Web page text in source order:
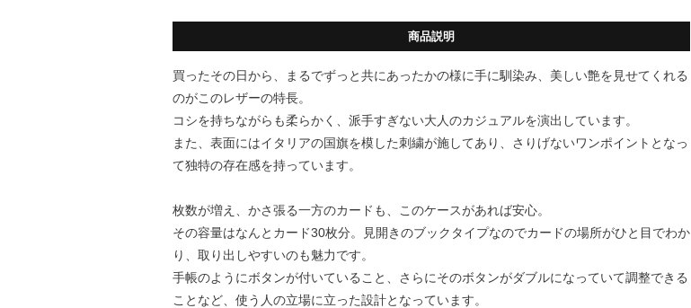
商品説明
買ったその日から、まるでずっと共にあったかの様に手に馴染み、美しい艶を見せてくれる
のがこのレザーの特長。
コシを持ちながらも柔らかく、派手すぎない大人のカジュアルを演出しています。
また、表面にはイタリアの国旗を模した刺繍が施してあり、さりげないワンポイントとなっ
て独特の存在感を持っています。
枚数が増え、かさ張る一方のカードも、このケースがあれば安心。
その容量はなんとカード30枚分。見開きのブックタイプなのでカードの場所がひと目でわか
り、取り出しやすいのも魅力です。
手帳のようにボタンが付いていること、さらにそのボタンがダブルになっていて調整できる
ことなど、使う人の立場に立った設計となっています。